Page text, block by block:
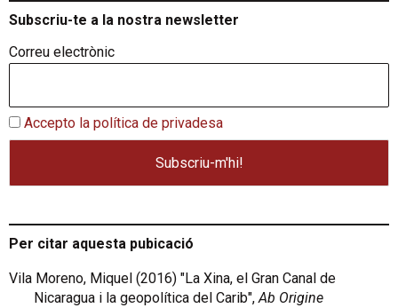
Subscriu-te a la nostra newsletter
Correu electrònic
Accepto la política de privadesa
Per citar aquesta pubicació
Vila Moreno, Miquel (2016) "La Xina, el Gran Canal de
Nicaragua i la geopolítica del Carib",Ab Origine